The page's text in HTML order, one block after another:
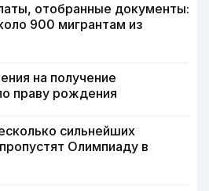
отобранные документы:
900 мигрантам из
на получение
праву рождения
сильнейших
Олимпиаду в